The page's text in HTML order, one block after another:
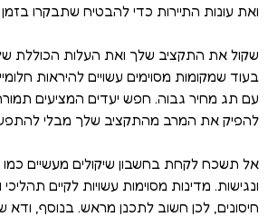
ואת עונות התיירות כדי להבטיח שתבקרו
שקול את התקציב שלך ואת העלות הכוללת של
בעוד שמקומות מסוימים עשויים להיראות
עם תג מחיר גבוה. חפש יעדים המציעים
להפיק את המרב מהתקציב שלך מבלי
אל תשכח לקחת בחשבון שיקולים מעשיים כמו
ונגישות. מדינות מסוימות עשויות לקיים
חיסונים, לכן חשוב לתכנן מראש. בנוסף, ודא